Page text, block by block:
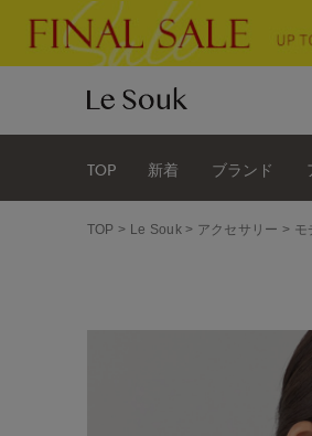
TOP 新着 ブランド
TOP Le Souk アクセサリー モ